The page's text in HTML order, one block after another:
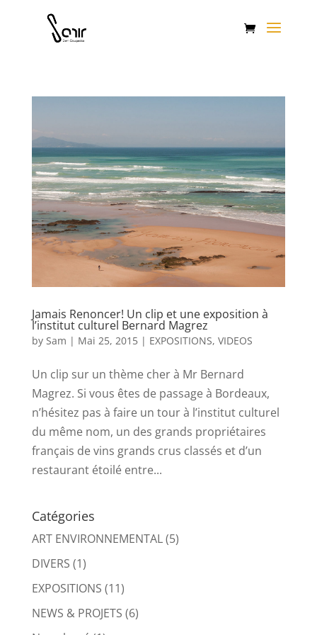
Jamais Renoncer! Un clip et une exposition à
l’institut culturel Bernard Magrez
by Sam | Mai 25, 2015| EXPOSITIONS, VIDEOS
Un clip sur un thème cher à Mr Bernard
Magrez. Si vous êtes de passage à Bordeaux,
n’hésitez pas à faire un tour à l’institut culturel
du même nom, un des grands propriétaires
français de vins grands crus classés et d’un
restaurant étoilé entre...
Catégories
ART ENVIRONNEMENTAL(5)
DIVERS (1)
EXPOSITIONS (11)
NEWS & PROJETS (6)